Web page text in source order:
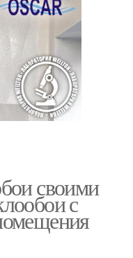
своими
с